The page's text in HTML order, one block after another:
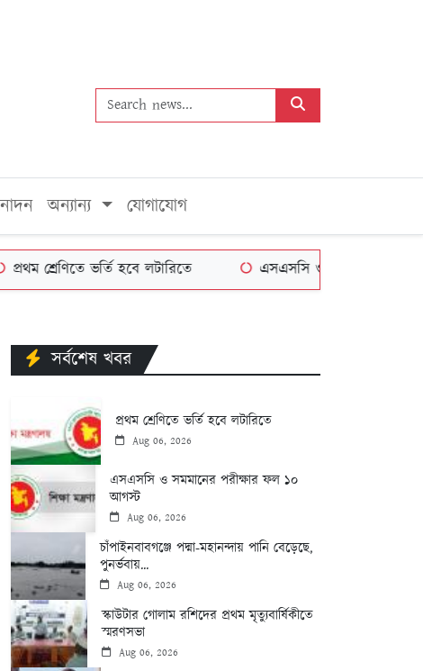
অন্যান্য যোগাযোগ
শ্রেণিতে ভর্তি হবে লটারিতে এসএসসি ও সমমানের পরীক্ষার
সর্বশেষ খবর
প্রথম শ্রেণিতে ভর্তি হবে লটারিতে
Aug 06, 2026
এসএসসি ও সমমানের পরীক্ষার ফল ১০
আগস্ট
Aug 06, 2026
চাঁপাইনবাবগঞ্জে পদ্মা-মহানন্দায় পানি বেড়েছে,
পুনর্ভবায়...
Aug 06, 2026
স্কাউটার গোলাম রশিদের প্রথম মৃত্যুবার্ষিকীতে
স্মরণসভা
Aug 06, 2026